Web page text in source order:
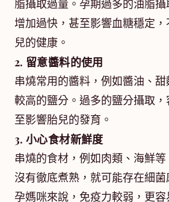
脂攝取過量。孕期過多的油脂
增加過快，甚至影響血糖穩定
兒的健康。
2. 留意醬料的使用
串燒常用的醬料，例如醬油、
較高的鹽分。過多的鹽分攝取
至影響胎兒的發育。
3. 小心食材新鮮度
串燒的食材，例如肉類、海鮮
沒有徹底煮熟，就可能存在細
孕媽咪來說，免疫力較弱，更